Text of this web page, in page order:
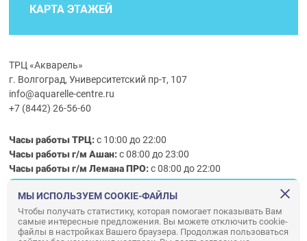
КАРТА ЭТАЖЕЙ
ТРЦ «Акварель»
г. Волгоград, Университетский пр-т, 107
info@aquarelle-centre.ru
+7 (8442) 26-56-60
Часы работы ТРЦ:с 10:00 до 22:00
Часы работы г/м Ашан:с 08:00 до 23:00
Часы работыг/мЛемана ПРО:с 08:00 до 22:00
Правила посещения ТРЦ «Акварель»
ООО «АКВАРЕЛЬ»
МЫ ИСПОЛЬЗУЕМ COOKIE-ФАЙЛЫ
Чтобы получать статистику, которая помогает показывать Вам
самые интересные предложения. Вы можете отключить cookie-
файлы в настройках Вашего браузера. Продолжая пользоваться